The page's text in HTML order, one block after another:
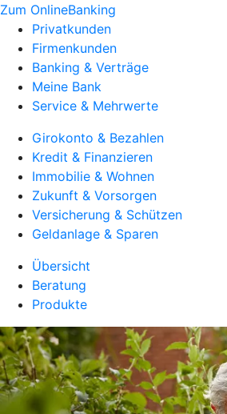
Zum OnlineBanking
Privatkunden
Firmenkunden
Banking & Verträge
Meine Bank
Service & Mehrwerte
Girokonto & Bezahlen
Kredit & Finanzieren
Immobilie & Wohnen
Zukunft & Vorsorgen
Versicherung & Schützen
Geldanlage & Sparen
Übersicht
Beratung
Produkte